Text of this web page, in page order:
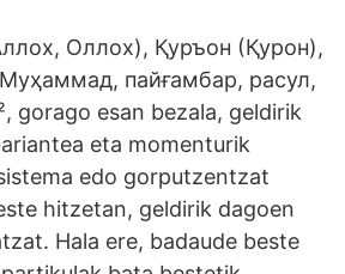
Оллох), Қуръон (Қурон),
пайғамбар, расул,
gorago esan bezala, geldirik
eta momenturik
edo gorputzentzat
hitzetan, geldirik dagoen
Hala ere, badaude beste